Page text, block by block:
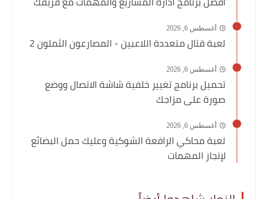
أغسطس 6, 2026
لعبة قتال متعددة اللاعبين - المصارعون الثملون 2
أغسطس 6, 2026
تحميل برنامج تغيير خلفية شاشة الاتصال ووضع
صورة على مزاجك
أغسطس 6, 2026
لعبة محاكي الرافعة الشوكية وعليك حمل البضائع
لإنجاز المهمات